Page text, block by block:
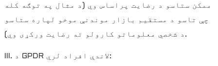
ممکن ستاسو د رضایت پراساس وي (د مثال په توګه کله
چې تاسو د مستقیم بازار موندنې موخو لپاره ستاسو
د شخصي معلوماتو کارولو ته رضایت ورکړی وي).
III. د GPDR لاندې افراد لري: